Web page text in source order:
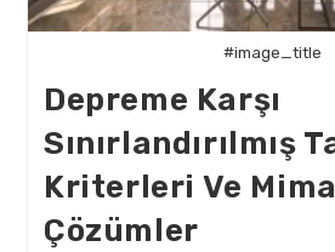
#image_title
Depreme Karşı
Sınırlandırılmış
Kriterleri Ve
Çözümler